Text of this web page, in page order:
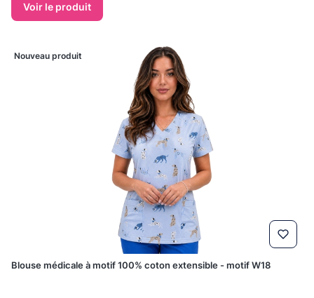
Voir le produit
Nouveau produit
Blouse médicale à motif 100% coton extensible - motif W18